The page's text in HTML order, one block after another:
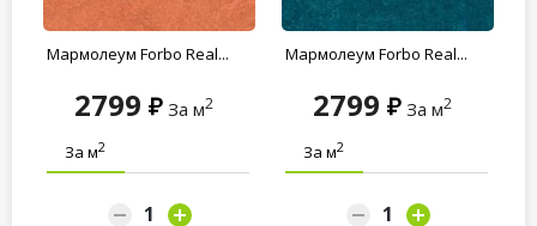
Мармолеум Forbo Real...
2799 За м2
За м2
Мармолеум Forbo Real...
2799 За м2
За м2